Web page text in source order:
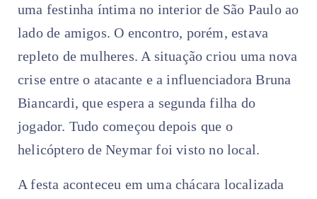
uma festinha íntima no interior de São Paulo ao
lado de amigos. O encontro, porém, estava
repleto de mulheres. A situação criou uma nova
crise entre o atacante e a influenciadora Bruna
Biancardi, que espera a segunda filha do
jogador. Tudo começou depois que o
helicóptero de Neymar foi visto no local.
A festa aconteceu em uma chácara localizada